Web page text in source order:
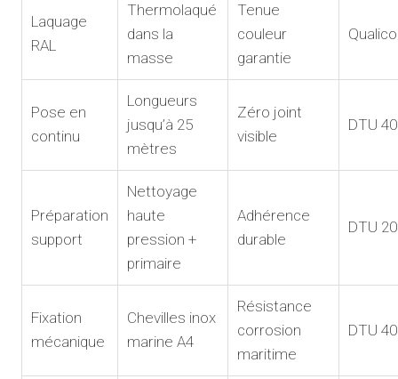
Laquage
RAL
Thermolaqué
dans la
masse
Tenue
couleur
garantie
Pose en
continu
Longueurs
jusqu’à 25
mètres
Zéro joint
visible
DTU
Préparation
support
Nettoyage
haute
pression +
primaire
Adhérence
durable
DTU
Fixation
mécanique
Chevilles inox
marine A4
Résistance
corrosion
maritime
DTU